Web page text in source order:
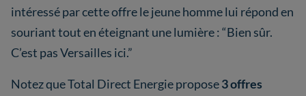
intéressé par cette offre le jeune homme lui répond en
souriant tout en éteignant une lumière : “Bien sûr.
C’est pas Versailles ici.”
Notez que Total Direct Energie propose3 offres